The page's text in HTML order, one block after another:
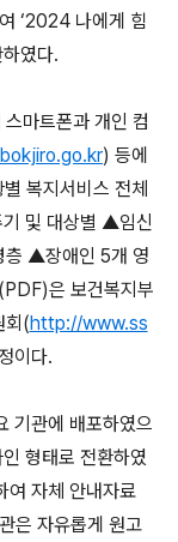
‘2024 나에게 힘
였다.
마트폰과 개인 컴
) 등에
복지서비스 전체
기 및 대상별 ▲임신
층 ▲장애인 5개 영
은 보건복지부
회(http://www.ss
이다.
기관에 배포하였으
형태로 전환하였
여 자체 안내자료
은 자유롭게 원고